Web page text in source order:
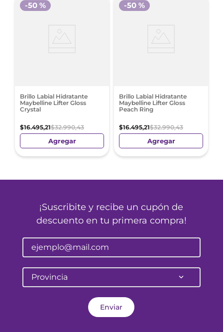
Brillo Labial Hidratante
Maybelline Lifter Gloss
Crystal
$16.495,21$32.990,43
-50 %
Agregar
Brillo Labial Hidratante
Maybelline Lifter Gloss
Peach Ring
$16.495,21$32.990,43
-50 %
Agregar
¡Suscribite y recibe un cupón de
descuento en tu primera compra!
Provincia
Enviar